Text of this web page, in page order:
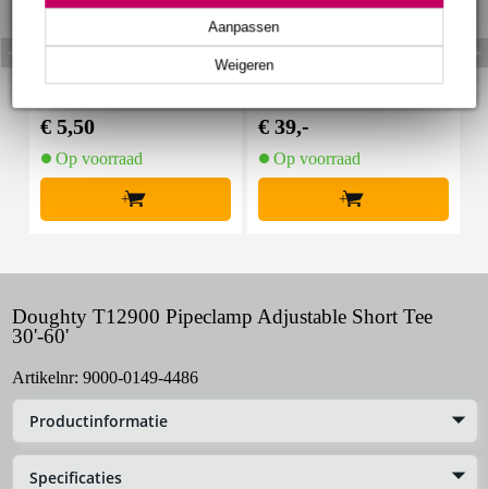
Weigeren
Aanpassen
mal zwart (10 stuks)
€ 5,50
Op voorraad
+
Innox IVA 01 LS Kit he
€ 39,-
Op voorraad
+
Doughty T12900 Pipeclamp Adjustable Short Tee
30'-60'
Artikelnr: 9000-0149-4486
Productinformatie
Specificaties